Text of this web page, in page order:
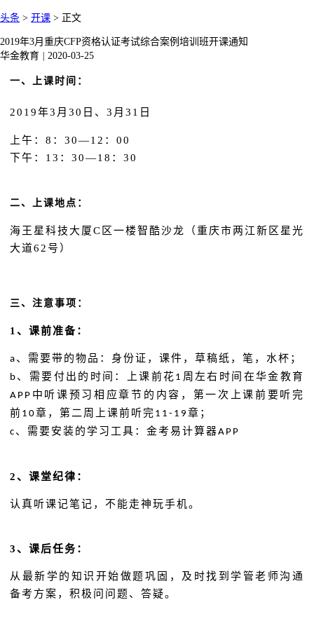
头条 > 开课 > 正文
2019年3月重庆CFP资格认证考试综合案例培训班开课通知
华金教育
2020-03-25
一、上课时间：
2019年3月30日、3月31日
上午： 8：30—12：00
下午： 13：30—18：30
二、上课地点：
海王星科技大厦C区一楼智酷沙龙（重庆市两江新区星光
大道62号）
三、注意事项：
1 、课前准备：
a 、需要带的物品：身份证，课件，草稿纸，笔，水杯；
b 、需要付出的时间：上课前花 1 周左右时间在华金教育
APP 中听课预习相应章节的内容，第一次上课前要听完
前 10章，第二周上课前听完 11-19 章；
c 、需要安装的学习工具：金考易计算器APP
2、课堂纪律：
认真听课记笔记，不能走神玩手机。
3、课后任务：
从最新学的知识开始做题巩固，及时找到学管老师沟通
备考方案，积极问问题、答疑。